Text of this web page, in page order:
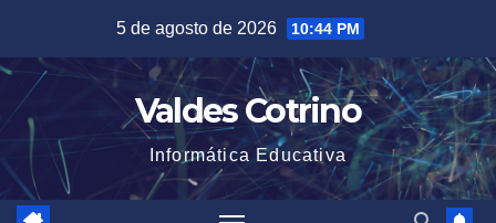
contenido
5 de agosto de 2026 10:44 PM
Valdes Cotrino
Informática Educativa